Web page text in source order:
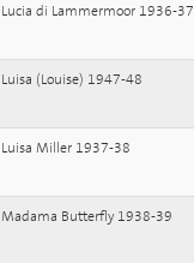
Lucia di Lammermoor 1936-37
Luisa (Louise) 1947-48
Luisa Miller 1937-38
Madama Butterfly 1938-39